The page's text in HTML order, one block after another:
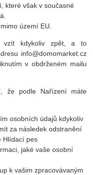
které však v současné
území EU.
vzít kdykoliv zpět, a to
info@domomarket.cz
v obdrženém mailu
že podle Nařízení máte
osobních údajů kdykoliv
za následek odstranění
Hlídací pes
jaké vaše osobní
k vašim zpracovávaným